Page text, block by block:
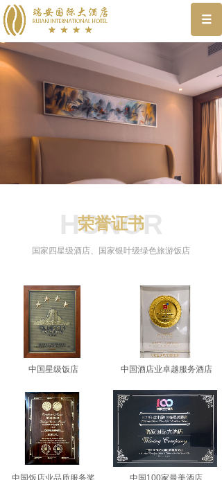
HONOR
荣誉证书
国家四星级酒店、国家银叶级绿色旅游饭店
中国星级饭店 中国酒店业卓越服务酒店
中国饭店业品质服务奖 中国100家最美酒店